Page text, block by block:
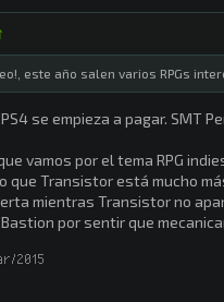
este año salen varios RPGs
se empieza a pagar. SMT
vamos por el tema RPG
que Transistor está mucho
mientras Transistor no
por sentir que
2015